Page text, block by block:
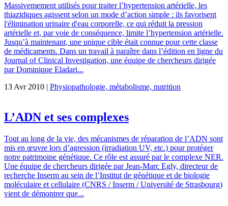
Massivemement utilisés pour traiter l’hypertension artérielle, les
thiazidiques agissent selon un mode d’action simple : ils favorisent
l'élimination urinaire d'eau corporelle, ce qui réduit la pression
artérielle et, par voie de conséquence, limite l’hypertension artérielle.
Jusqu’à maintenant, une unique cible était connue pour cette classe
de médicaments. Dans un travail à paraître dans l’édition en ligne du
Journal of Clinical Investigation, une équipe de chercheurs dirigée
par Dominique Eladari...
13 Avr 2010 | Physiopathologie, métabolisme, nutrition
L’ADN et ses complexes
Tout au long de la vie, des mécanismes de réparation de l’ADN sont
mis en œuvre lors d’agression (irradiation UV, etc.) pour protéger
notre patrimoine génétique. Ce rôle est assuré par le complexe NER.
Une équipe de chercheurs dirigée par Jean-Marc Egly, directeur de
recherche Inserm au sein de l’Institut de génétique et de biologie
moléculaire et cellulaire (CNRS / Inserm / Université de Strasbourg)
vient de démontrer que...